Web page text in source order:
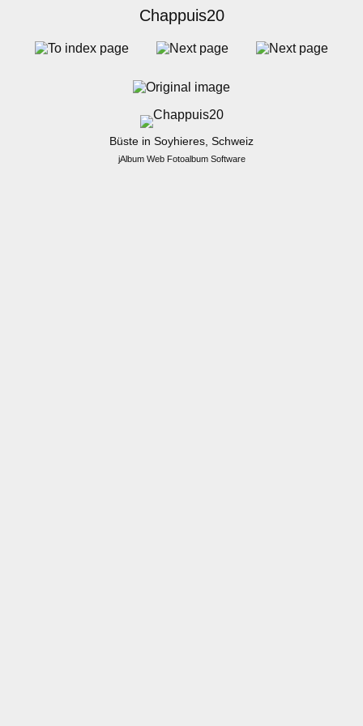
Chappuis20
Büste in Soyhieres, Schweiz
jAlbum Web Fotoalbum Software